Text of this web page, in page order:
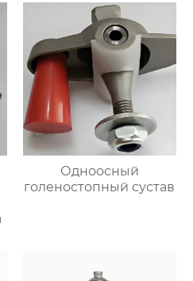
Одноосный
голеностопный сустав